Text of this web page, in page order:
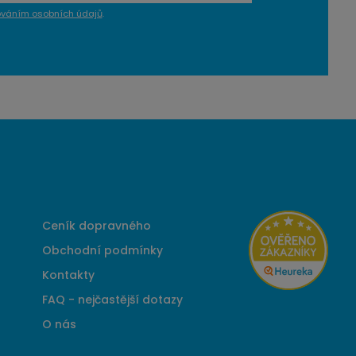
osobních údajů.
Ceník dopravného
Obchodní podmínky
Kontakty
FAQ - nejčastější dotazy
O nás